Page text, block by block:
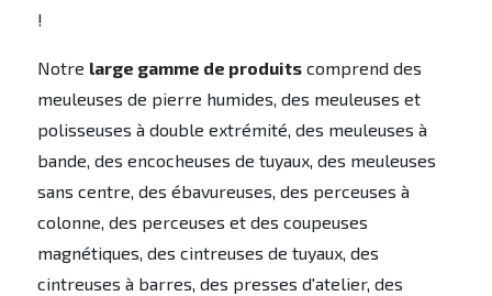
!
Notre large gamme de produitscomprend des
meuleuses de pierre humides, des meuleuses et
polisseuses à double extrémité, des meuleuses à
bande, des encocheuses de tuyaux, des meuleuses
sans centre, des ébavureuses, des perceuses à
colonne, des perceuses et des coupeuses
magnétiques, des cintreuses de tuyaux, des
cintreuses à barres, des presses d'atelier, des